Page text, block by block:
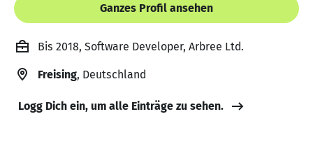
Ganzes Profil ansehen
Bis 2018, Software Developer, Arbree Ltd.
Freising, Deutschland
Logg Dich ein, um alle Einträge zu sehen.